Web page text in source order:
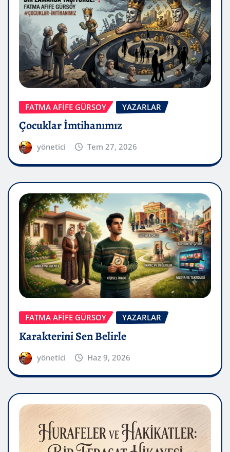
FATMA AFİFE GÜRSOY YAZARLAR
Çocuklar İmtihanımız
yönetici Tem 27, 2026
FATMA AFİFE GÜRSOY YAZARLAR
Karakterini Sen Belirle
yönetici Haz 9, 2026